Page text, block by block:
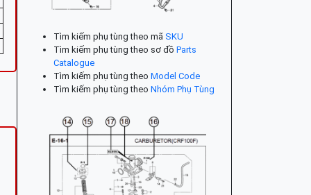
Tìm kiếm phụ tùng theo mã SKU
Tìm kiếm phụ tùng theo sơ đồ Parts
Catalogue
Tìm kiếm phụ tùng theo Model Code
Tìm kiếm phụ tùng theo Nhóm Phụ Tùng